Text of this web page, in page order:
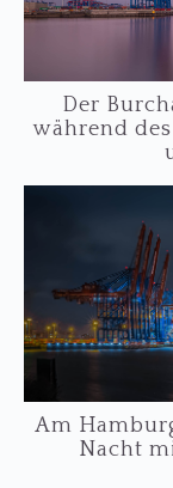
Der
während
Am
Nacht